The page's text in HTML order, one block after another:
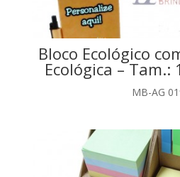
Bloco Ecológico
Ecológica – Tam.:
MB-AG